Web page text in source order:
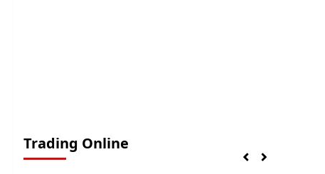
Trading Online
Finanza Lifestyle Trading online